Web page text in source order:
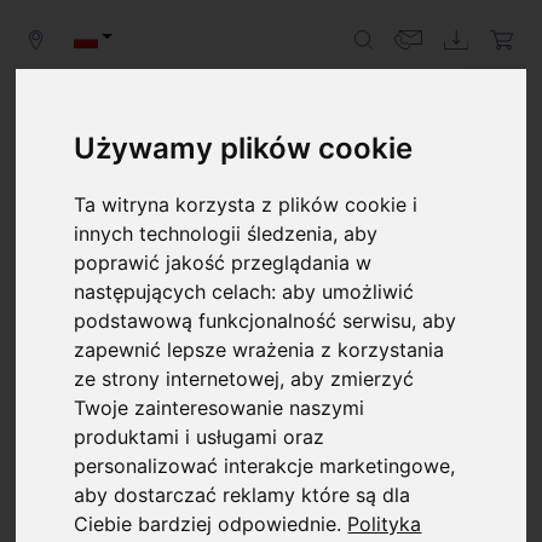
Używamy plików cookie
Ta witryna korzysta z plików cookie i
innych technologii śledzenia, aby
poprawić jakość przeglądania w
następujących celach:aby umożliwić
podstawową funkcjonalność serwisu,aby
zapewnić lepsze wrażenia z korzystania
ze strony internetowej,aby zmierzyć
Twoje zainteresowanie naszymi
produktami i usługami oraz
personalizować interakcje marketingowe,
aby dostarczać reklamy które są dla
Ciebie bardziej odpowiednie. Polityka
PRZEGLĄDY
Dlaczego przeglądy urządzeń są tak istotne?
Regularne przeglądy pomp próżniowych i
kompresorów mają kluczowe znaczenie dla
zapewnienia ciągłego i sprawnego przebiegu procesów
produkcyjnych. Właściwe działania w kierunku
konserwacji urządzeń zapewniają ich maksymalną
żywotność, minimalizują zużycie, a tym samym
pozwalają uniknąć kosztownych przestojów całości
systemu.